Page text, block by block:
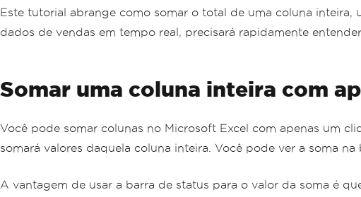
Este tutorial abrange como somar o total de uma coluna inteira,
dados de vendas em tempo real, precisará rapidamente
Somar uma coluna inteira com
Você pode somar colunas no Microsoft Excel com apenas um
somará valores daquela coluna inteira. Você pode ver a soma
A vantagem de usar a barra de status para o valor da soma é